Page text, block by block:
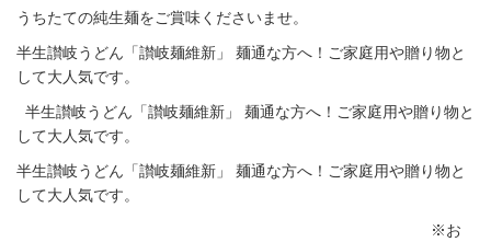
うちたての純生麺をご賞味くださいませ。
半生讃岐うどん「讃岐麺維新」 麺通な方へ！ご家庭用や贈り物と
して大人気です。
半生讃岐うどん「讃岐麺維新」 麺通な方へ！ご家庭用や贈り物と
して大人気です。
半生讃岐うどん「讃岐麺維新」 麺通な方へ！ご家庭用や贈り物と
して大人気です。
※お